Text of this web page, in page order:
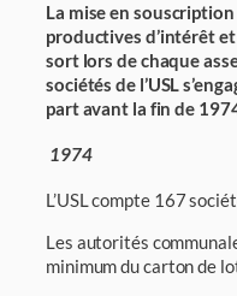
La mise en
productives d’intérêt
sort lors de chaque
socié­tés de l’USL
part avant la fin de
1974
L’USL compte 167
Les autorités
minimum du carton de